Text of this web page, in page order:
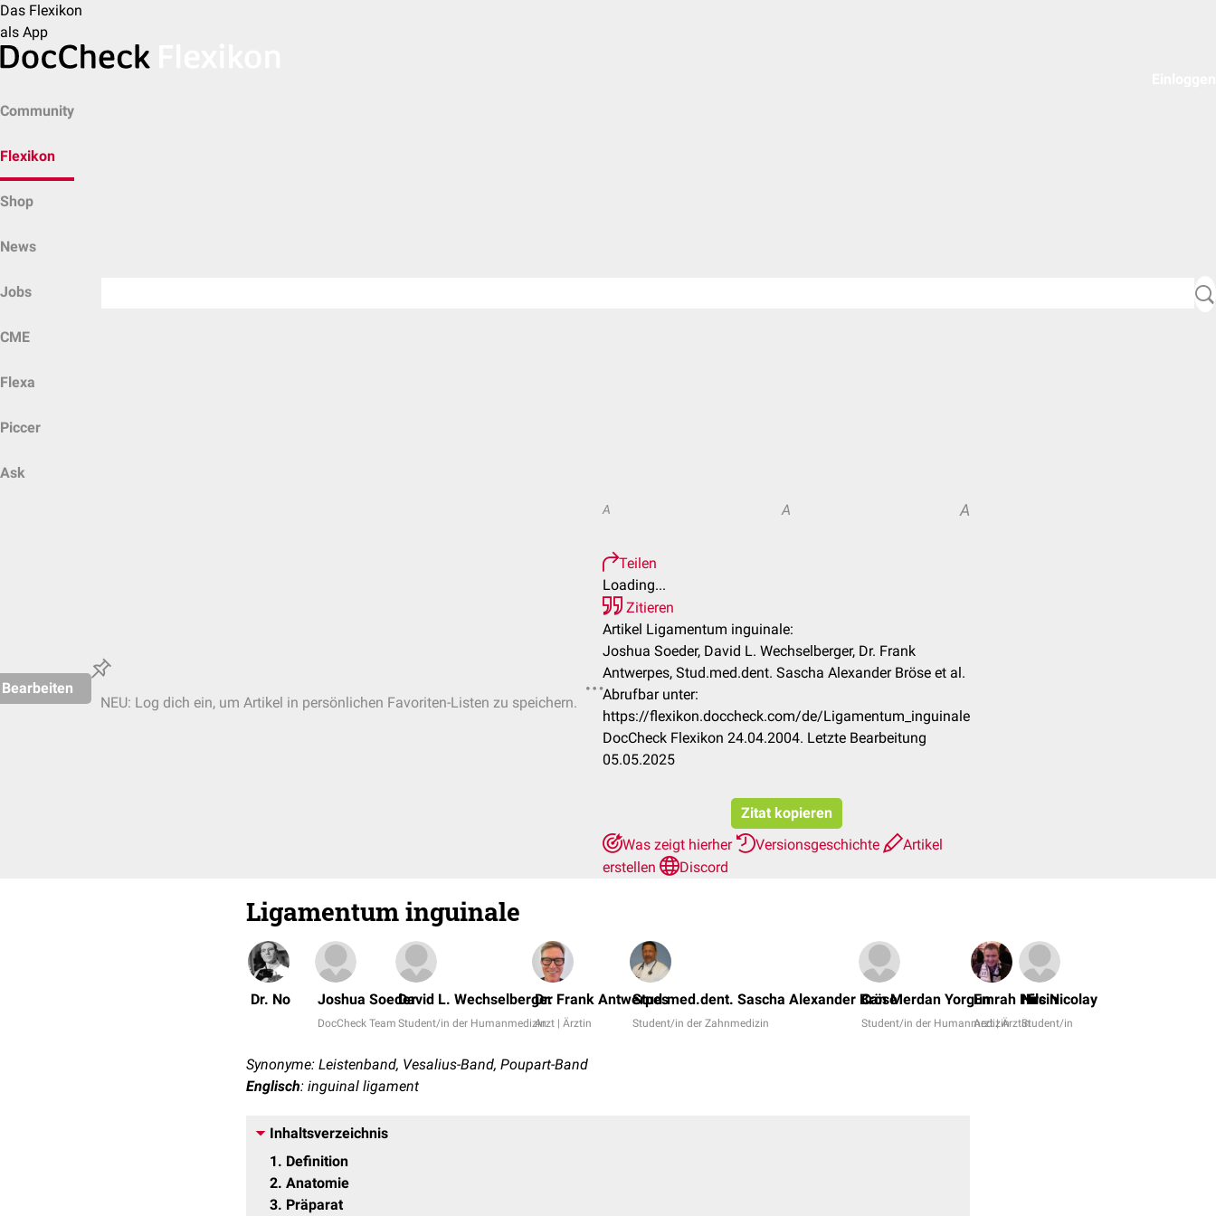
Das Flexikon
als App
Community
Flexikon
Shop
News
Jobs
CME
Flexa
Piccer
Ask
Bearbeiten
NEU: Log dich ein, um Artikel in persönlichen Favoriten-Listen zu speichern.
A A A
Teilen
Loading...
Zitieren
Artikel Ligamentum inguinale:
Joshua Soeder, David L. Wechselberger, Dr. Frank
Antwerpes, Stud.med.dent. Sascha Alexander Bröse et al.
Abrufbar unter:
https://flexikon.doccheck.com/de/Ligamentum_inguinale
DocCheck Flexikon 24.04.2004. Letzte Bearbeitung
05.05.2025
Zitat kopieren
Was zeigt hierher
Versionsgeschichte
Artikel
erstellen
Discord
Ligamentum inguinale
Dr. No Joshua Soeder
DocCheck Team
David L. Wechselberger
Student/in der Humanmedizin
Dr. Frank Antwerpes
Arzt | Ärztin
Stud.med.dent. Sascha Alexander Bröse
Student/in der Zahnmedizin
Can Merdan Yorgun
Student/in der Humanmedizin
Emrah Hircin
Arzt | Ärztin
Nils Nicolay
Student/in
Synonyme: Leistenband, Vesalius-Band, Poupart-Band
Englisch: inguinal ligament
Inhaltsverzeichnis
1
Definition
2 Anatomie
3 Präparat